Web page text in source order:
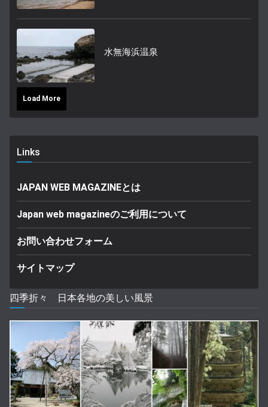
水無海浜温泉
Load More
Links
JAPAN WEB MAGAZINEとは
Japan web magazineのご利用について
お問い合わせフォーム
サイトマップ
四季折々 日本各地の美しい風景